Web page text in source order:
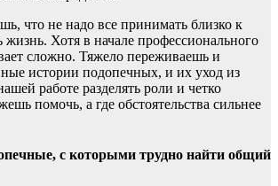
что не надо все принимать близко к
жизнь. Хотя в начале профессионального
сложно. Тяжело переживаешь и
истории подопечных, и их уход из
работе разделять роли и четко
помочь, а где обстоятельства сильнее
с которыми трудно найти общий